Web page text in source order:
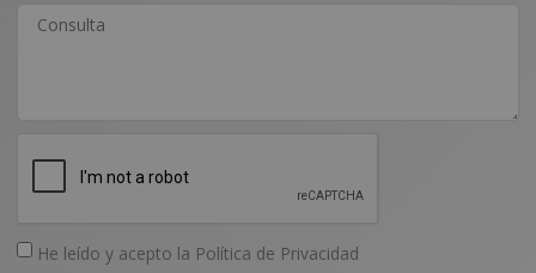
He leído y acepto la Política de Privacidad